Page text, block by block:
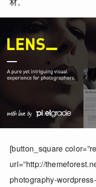
[button_square
url=”http://
photography-wordpress-